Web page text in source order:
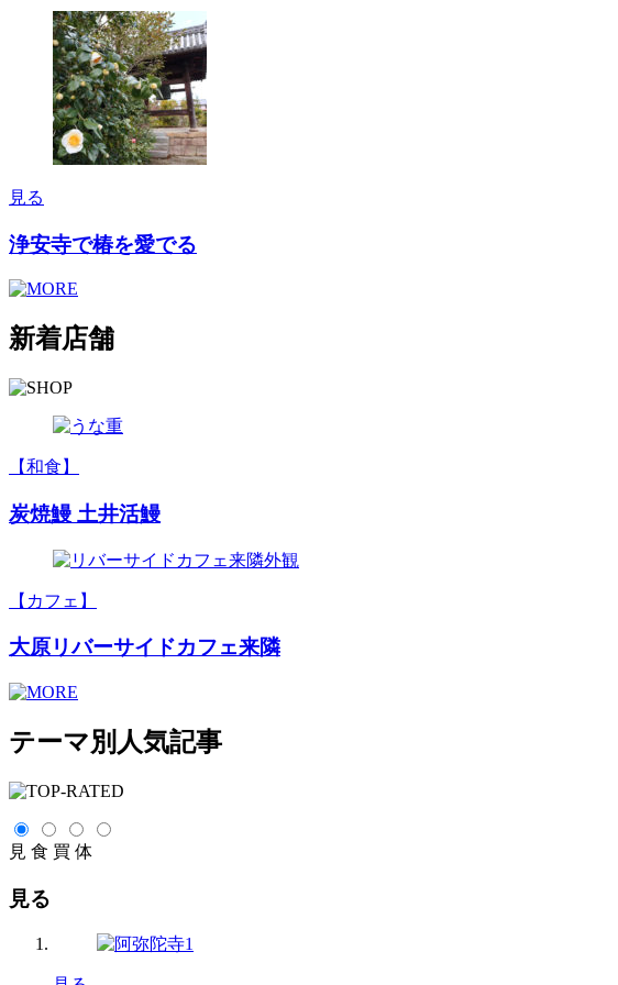
見る
浄安寺で椿を愛でる
新着店舗
【和食】
炭焼鰻 土井活鰻
【カフェ】
大原リバーサイドカフェ来隣
テーマ別人気記事
見 食 買 体
見る